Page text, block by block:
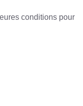
conditions pour